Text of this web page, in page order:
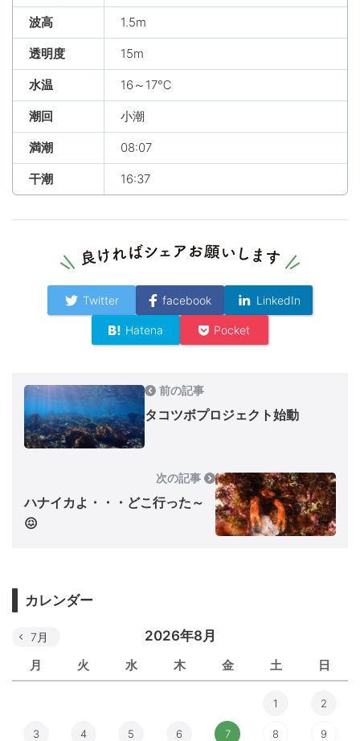
波高 1.5m
透明度 15m
水温 16～17℃
潮回 小潮
満潮 08:07
干潮 16:37
Twitter facebook LinkedIn
Hatena Pocket
前の記事
タコツボプロジェクト始動
次の記事
ハナイカよ・・・どこ行った～
😖
カレンダー
2026年8月
月 火 水 木 金 土 日
7月
1 2
3 4 5 6 7 8 9